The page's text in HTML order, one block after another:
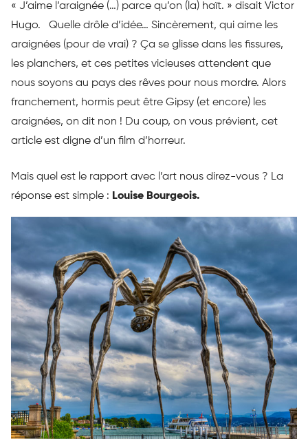
« J’aime l’araignée (…) parce qu’on (la) haït. » disait Victor
Hugo. Quelle drôle d’idée… Sincèrement, qui aime les
araignées (pour de vrai) ? Ça se glisse dans les fissures,
les planchers, et ces petites vicieuses attendent que
nous soyons au pays des rêves pour nous mordre. Alors
franchement, hormis peut être Gipsy (et encore) les
araignées, on dit non ! Du coup, on vous prévient, cet
article est digne d’un film d’horreur.
Mais quel est le rapport avec l’art nous direz-vous ? La
réponse est simple : Louise Bourgeois.